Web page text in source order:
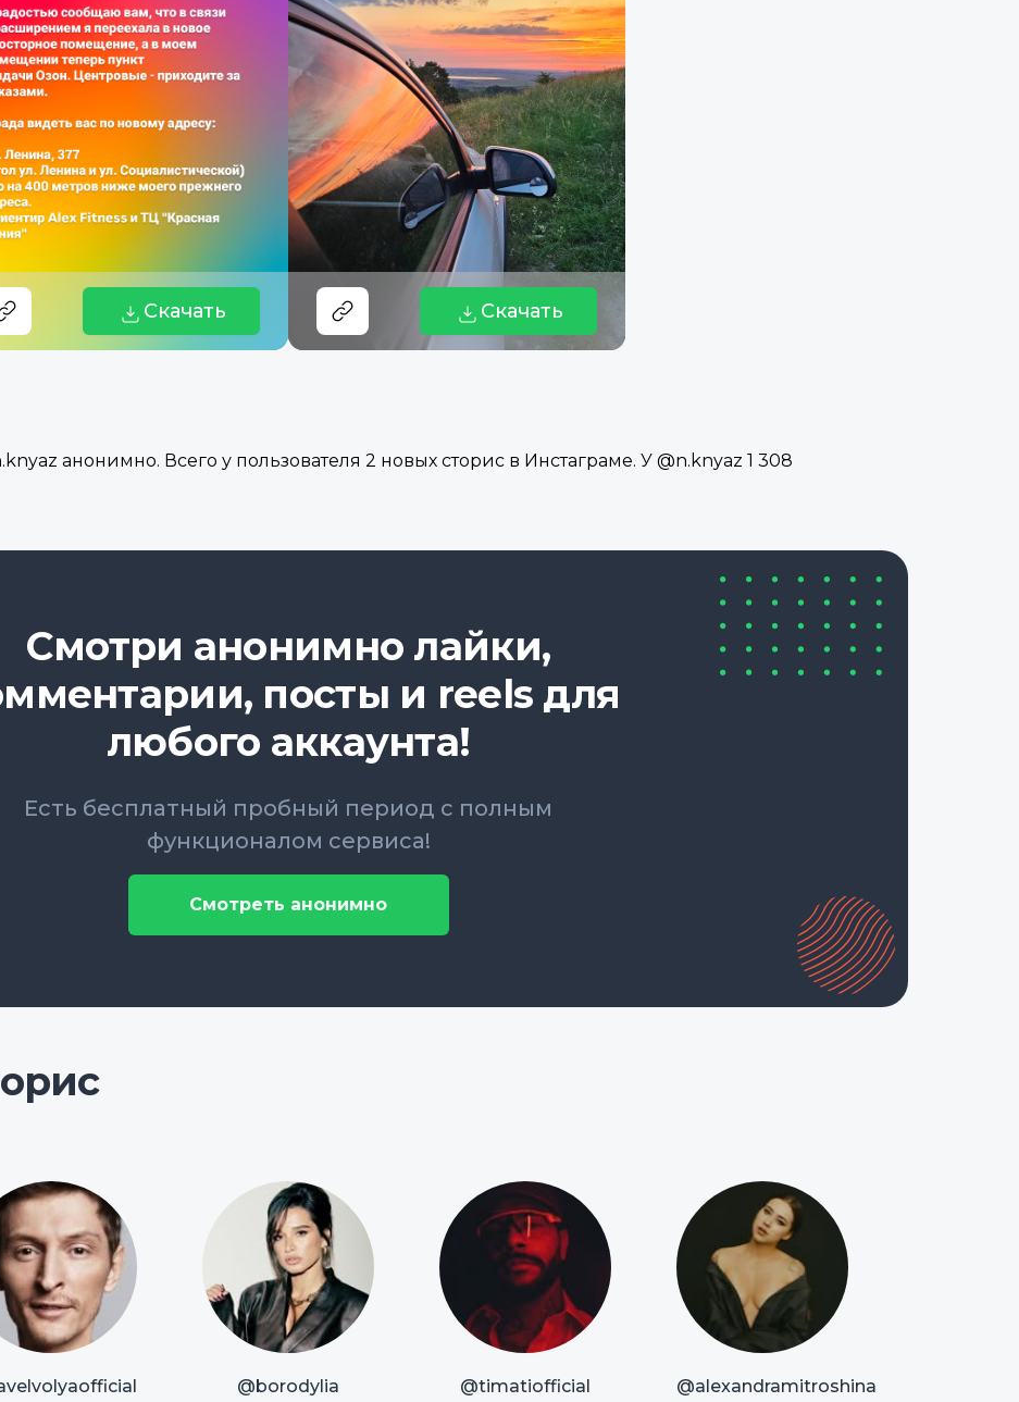
Скачать Скачать
анонимно. Всего у пользователя 2 новых сторис в Инстаграме. У @n.knyaz 1 308
Смотри анонимно лайки,
посты и reels для
любого аккаунта!
Есть бесплатный пробный период с полным
функционалом сервиса!
Смотреть анонимно
@borodylia @timatiofficial @alexandramitroshina